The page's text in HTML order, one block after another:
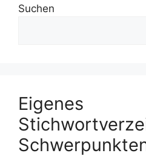
Suchen
Eigenes